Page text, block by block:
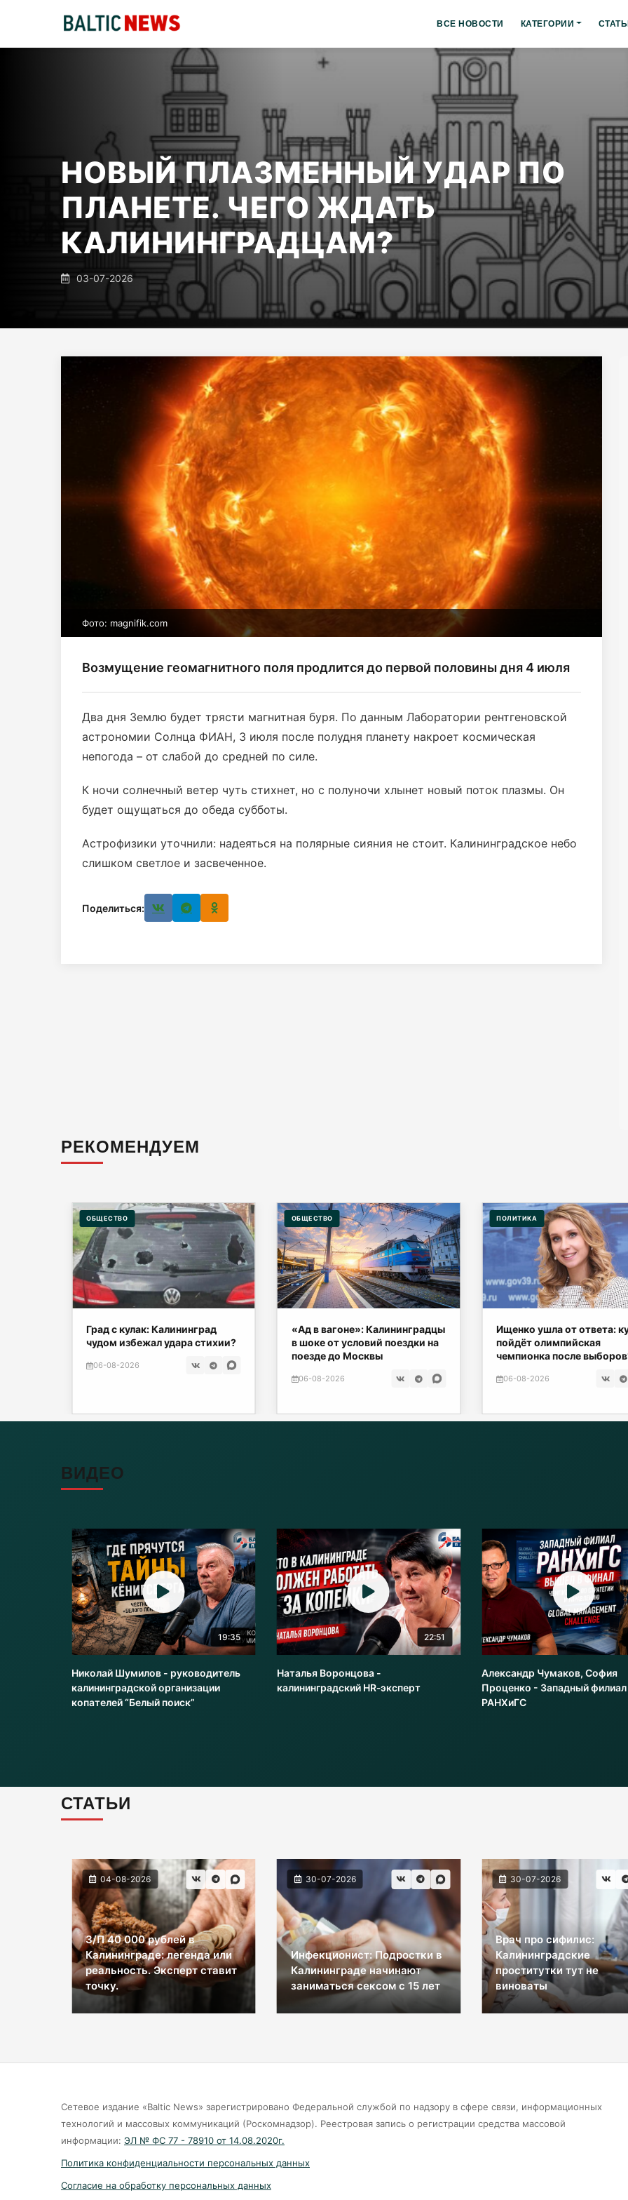
ВСЕ НОВОСТИ КАТЕГОРИИ
НОВЫЙ ПЛАЗМЕННЫЙ УДАР ПО
ПЛАНЕТЕ. ЧЕГО ЖДАТЬ
КАЛИНИНГРАДЦАМ?
03-07-2026
Фото: magnifik.com
Возмущение геомагнитного поля продлится до первой половины дня 4 июля
Два дня Землю будет трясти магнитная буря. По данным Лаборатории рентгеновской
астрономии Солнца ФИАН, 3 июля после полудня планету накроет космическая
непогода – от слабой до средней по силе.
К ночи солнечный ветер чуть стихнет, но с полуночи хлынет новый поток плазмы. Он
будет ощущаться до обеда субботы.
Астрофизики уточнили: надеяться на полярные сияния не стоит. Калининградское небо
слишком светлое и засвеченное.
Поделиться:
РЕКОМЕНДУЕМ
ОБЩЕСТВО
Град с кулак: Калининград
чудом избежал удара стихии?
06-08-2026
ОБЩЕСТВО
«Ад в вагоне»: Калининградцы
в шоке от условий поездки на
поезде до Москвы
06-08-2026
ПОЛИТИКА
Ищенко ушла от ответа:
пойдёт олимпийская
чемпионка после
06-08-2026
ВИДЕО
19:35
Николай Шумилов - руководитель
калининградской организации
копателей “Белый поиск”
22:51
Наталья Воронцова -
калининградский HR‑эксперт
Александр Чумаков, София
Проценко - Западный филиал
РАНХиГС
СТАТЬИ
04-08-2026
З/П 40 000 рублей в
Калининграде: легенда или
реальность. Эксперт ставит
точку.
30-07-2026
Инфекционист: Подростки в
Калининграде начинают
заниматься сексом с 15 лет
30-07-2026
Врач про сифилис:
Калининградские
проститутки тут не
виноваты
Сетевое издание «Baltic News» зарегистрировано Федеральной службой по надзору в сфере связи, информационных
технологий и массовых коммуникаций (Роскомнадзор). Реестровая запись о регистрации средства массовой
информации: ЭЛ № ФС 77 - 78910 от 14.08.2020г.
Политика конфиденциальности персональных данных
Согласие на обработку персональных данных